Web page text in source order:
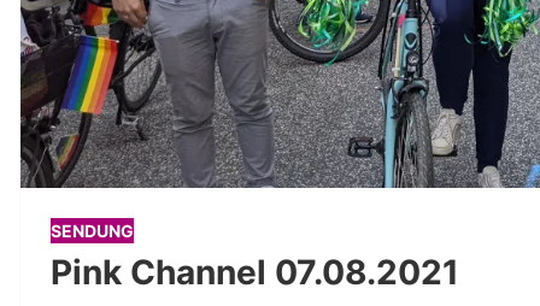
SENDUNG
Pink Channel 07.08.2021